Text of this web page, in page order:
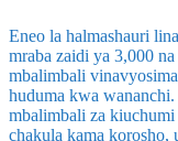
Eneo la halmashauri
mraba zaidi ya 3,000
mbalimbali
huduma kwa
mbalimbali za kiuchumi
chakula kama korosho,